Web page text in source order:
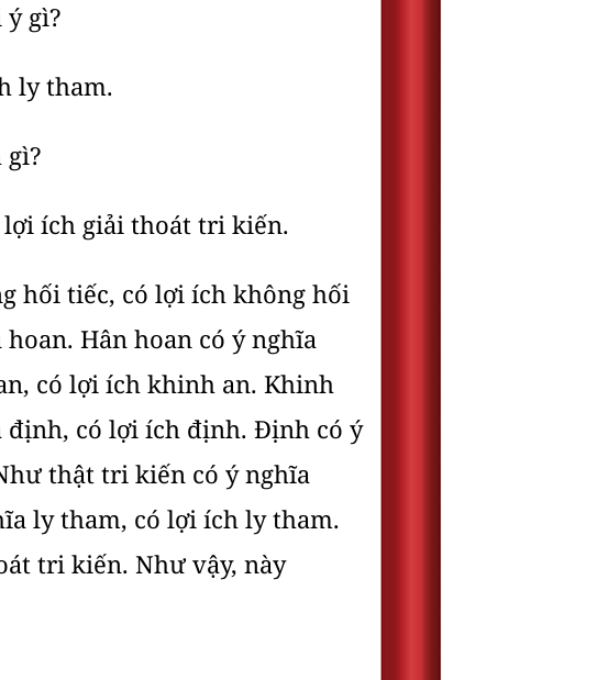
gì?
ly tham.
ích giải thoát tri kiến.
hối tiếc, có lợi ích không hối
Hân hoan có ý nghĩa
có lợi ích khinh an. Khinh
định, có lợi ích định. Ðịnh có ý
thật tri kiến có ý nghĩa
ly tham, có lợi ích ly tham.
tri kiến. Như vậy, này